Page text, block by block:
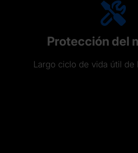
Protección del
Largo ciclo de vida útil de